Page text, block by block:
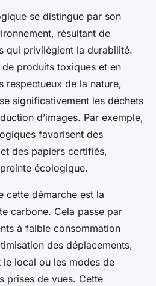
se distingue par son
résultant de
qui privilégient la durabilité.
de produits toxiques et en
respectueux de la nature,
significativement les déchets
d’images. Par exemple,
favorisent des
des papiers certifiés,
écologique.
cette démarche est la
carbone. Cela passe par
à faible consommation
des déplacements,
local ou les modes de
prises de vues. Cette